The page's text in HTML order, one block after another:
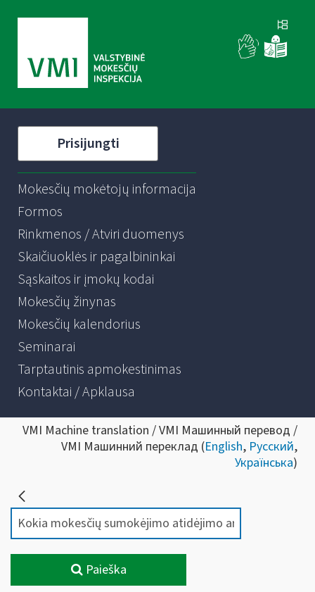
Prisijungti
Mokesčių mokėtojų informacija
Formos
Rinkmenos / Atviri duomenys
Skaičiuoklės ir pagalbininkai
Sąskaitos ir įmokų kodai
Mokesčių žinynas
Mokesčių kalendorius
Seminarai
Tarptautinis apmokestinimas
Kontaktai / Apklausa
VMI Machine translation / VMI Машинный перевод /
VMI Машинний переклад (English, Русский,
Українська)
Paieška